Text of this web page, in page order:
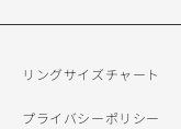
リングサイズチャート
プライバシーポリシー